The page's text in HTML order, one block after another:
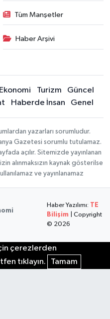
Tüm Manşetler
Haber Arşivi
Ekonomi Turizm
Güncel
Haberde İnsan Genel
yazarları sorumludur.
Gazetesi sorumlu tutulamaz.
açılır. Sitemizde yayınlanan
alınmaksızın kaynak gösterilse
ve yayınlanamaz
Haber Yazılımı:
TE
Bilişim | Copyright
© 2026
çerezlerden
tıklayın.
Tamam